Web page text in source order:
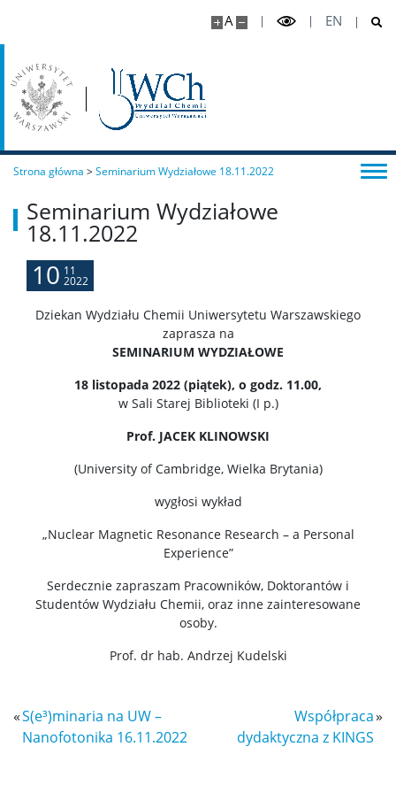
A EN
Chemia jądrowa i radiofarmaceutyki I stopnia
Studia I stopnia (inżynierskie)
Chemia medyczna I stopnia
Chemiczna analiza instrumentalna I stopnia
Nanoinżynieria
Chemia stosowana II stopnia
Master Studies in Chemistry in English (EN)
Chemia medyczna II stopnia
Radiogenomika II stopnia
Studia podyplomowe
Strona główna >Seminarium Wydziałowe 18.11.2022
Seminarium Wydziałowe
18.11.2022
10 11
2022
Dziekan Wydziału Chemii Uniwersytetu Warszawskiego
zaprasza na
SEMINARIUM WYDZIAŁOWE
18 listopada 2022 (piątek), o godz. 11.00,
w Sali Starej Biblioteki (I p.)
Prof. JACEK KLINOWSKI
(University of Cambridge, Wielka Brytania)
wygłosi wykład
„Nuclear Magnetic Resonance Research – a Personal
Experience”
Serdecznie zapraszam Pracowników, Doktorantów i
Studentów Wydziału Chemii, oraz inne zainteresowane
osoby.
Prof. dr hab. Andrzej Kudelski
«S(e³)minaria na UW –
Nanofotonika 16.11.2022
Współpraca
dydaktyczna z KINGS
»